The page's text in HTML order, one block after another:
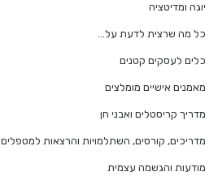
יוגה ומדיטציה
כל מה שרצית לדעת על…
כלים לעסקים קטנים
מאמנים אישיים מומלצים
מדריך קריסטלים ואבני חן
מדריכים, קורסים, השתלמויות והרצאות למטפלים
מודעות והגשמה עצמית